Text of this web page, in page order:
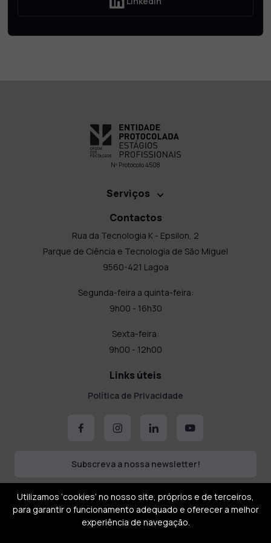
Nº Protocolo 4508
Serviços
Contactos
Rua da Tecnologia K - Epsilon, 2
Parque de Ciência e Tecnologia de São Miguel
9560-421 Lagoa
Segunda-feira a quinta-feira:
9h00 - 16h30
Sexta-feira:
9h00 - 12h00
Links úteis
Política de Privacidade
Subscreva a nossa newsletter!
Utilizamos ‘cookies’ no nosso site, próprios e de terceiros,
para garantir o funcionamento adequado e oferecer a melhor
experiência de navegação.